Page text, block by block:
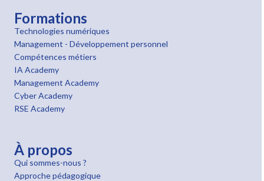
Formations
Technologies numériques
Management - Développement personnel
Compétences métiers
IA Academy
Management Academy
Cyber Academy
RSE Academy
À propos
Qui sommes-nous ?
Approche pédagogique